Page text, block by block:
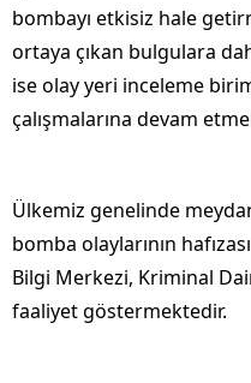
bombayı etkisiz hale
ortaya çıkan bulgulara
ise olay yeri inceleme
çalışmalarına devam
Ülkemiz genelinde
bomba olaylarının
Bilgi Merkezi, Kriminal
faaliyet göstermektedir.